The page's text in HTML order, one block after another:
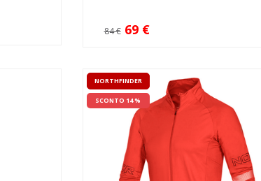
84 € 69 €
NORTHFINDER
SCONTO 14 %